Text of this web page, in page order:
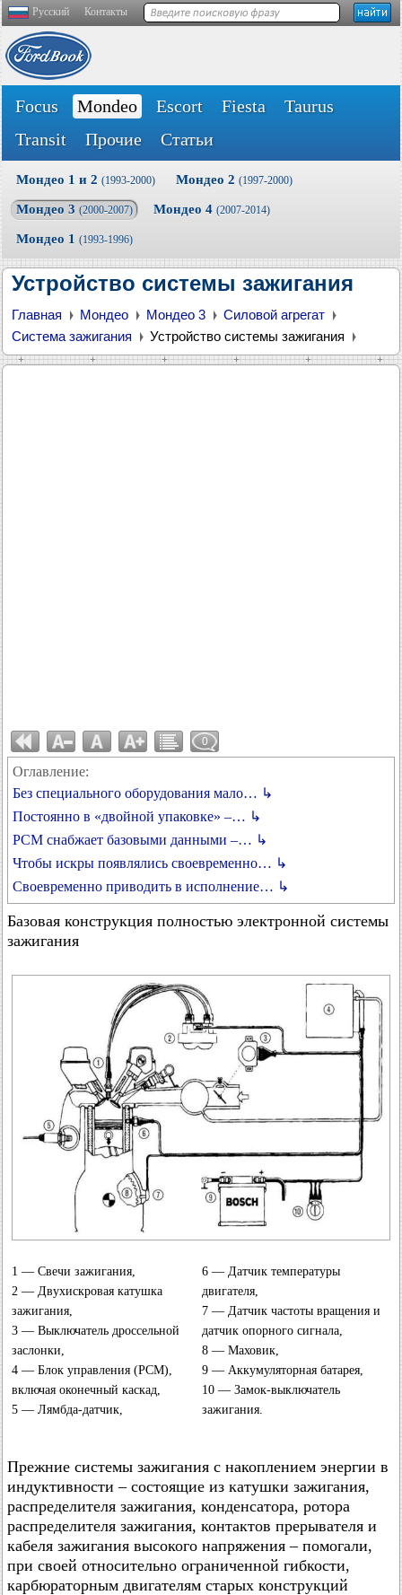
Русский Контакты
Focus Mondeo Escort Fiesta
Taurus
Transit
Прочие Статьи
Мондео 1 и 2 (1993-2000) Мондео 2 (1997-2000)
Мондео 3 (2000-2007) Мондео 4 (2007-2014)
Мондео 1 (1993-1996)
Устройство системы зажигания
Главная Мондео Мондео 3
Силовой агрегат
Система зажигания
Устройство системы зажигания
0
Оглавление:
Без специального оборудования мало… ↳
Постоянно в «двойной упаковке» –… ↳
РСМ снабжает базовыми данными –… ↳
Чтобы искры появлялись своевременно… ↳
Своевременно приводить в исполнение… ↳
Базовая конструкция полностью электронной системы
зажигания
1 — Свечи зажигания,
2 — Двухискровая катушка
зажигания,
3 — Выключатель дроссельной
заслонки,
4 — Блок управления (РСМ),
включая оконечный каскад,
5 — Лямбда-датчик,
6 — Датчик температуры
двигателя,
7 — Датчик частоты вращения и
датчик опорного сигнала,
8 — Маховик,
9 — Аккумуляторная батарея,
10 — Замок-выключатель
зажигания.
Прежние системы зажигания с накоплением энергии в
индуктивности – состоящие из катушки зажигания,
распределителя зажигания, конденсатора, ротора
распределителя зажигания, контактов прерывателя и
кабеля зажигания высокого напряжения – помогали,
при своей относительно ограниченной гибкости,
карбюраторным двигателям старых конструкций